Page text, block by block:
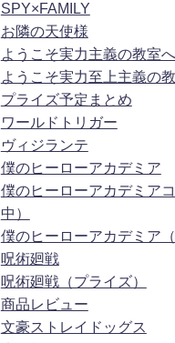
SPY×FAMILY
お隣の天使様
ようこそ実力主義の教室へ
ようこそ実力至上主義の
プライズ予定まとめ
ワールドトリガー
ヴィジランテ
僕のヒーローアカデミア
僕のヒーローアカデミア
中）
僕のヒーローアカデミア（
呪術廻戦
呪術廻戦（プライズ）
商品レビュー
文豪ストレイドッグス